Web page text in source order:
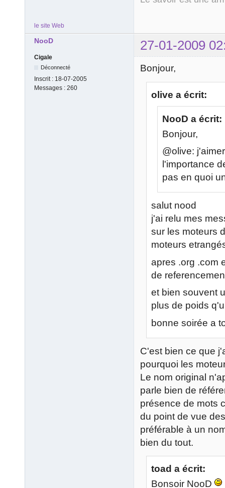
le site Web
NooD 27-01-2009
Cigale
Déconnecté
Inscrit : 18-07-2005
Messages : 260
Bonjour,
olive a écrit:
NooD a écrit:
Bonjour,
@olive:
l'importance
pas en quoi
salut nood
j'ai relu mes
sur les moteurs
moteurs
apres .org .com
de
et bien souvent
plus de poids
bonne soirée a
C'est bien ce que
pourquoi les
Le nom original
parle bien de
présence de mots
du point de vue
préférable à un
bien du tout.
toad a écrit:
Bonsoir NooD